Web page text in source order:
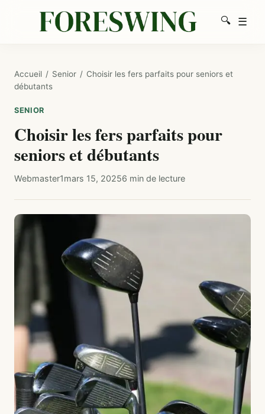
🔍
☰
Accueil / Senior / Choisir les fers parfaits pour seniors et
débutants
SENIOR
Choisir les fers parfaits pour
seniors et débutants
Webmaster1mars 15, 20256 min de lecture